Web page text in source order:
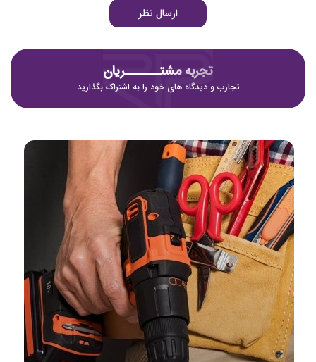
ارسال نظر
تجربه مشتـــــــریان
تجارب و دیدگاه های خود را به اشتراک بگذارید